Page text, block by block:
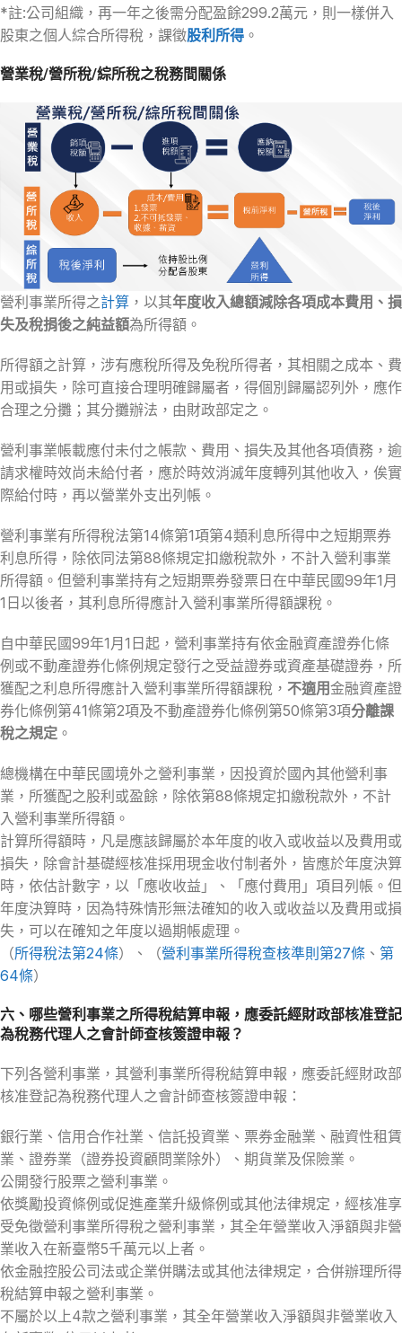
*註:公司組織，再一年之後需分配盈餘299.2萬元，則一樣併入
股東之個人綜合所得稅，課徵股利所得 。
營業稅/營所稅/綜所稅之稅務間關係
營利事業所得之計算 ，以其年度收入總額減除各項成本費用、損
失及稅捐後之純益額為所得額。
所得額之計算，涉有應稅所得及免稅所得者，其相關之成本、費
用或損失，除可直接合理明確歸屬者，得個別歸屬認列外，應作
合理之分攤；其分攤辦法，由財政部定之。
營利事業帳載應付未付之帳款、費用、損失及其他各項債務，逾
請求權時效尚未給付者，應於時效消滅年度轉列其他收入，俟實
際給付時，再以營業外支出列帳。
營利事業有所得稅法第14條第1項第4類利息所得中之短期票券
利息所得，除依同法第88條規定扣繳稅款外，不計入營利事業
所得額。但營利事業持有之短期票券發票日在中華民國99年1月
1日以後者，其利息所得應計入營利事業所得額課稅。
自中華民國99年1月1日起，營利事業持有依金融資產證券化條
例或不動產證券化條例規定發行之受益證券或資產基礎證券，所
獲配之利息所得應計入營利事業所得額課稅， 不適用金融資產證
券化條例第41條第2項及不動產證券化條例第50條第3項分離課
稅之規定 。
總機構在中華民國境外之營利事業，因投資於國內其他營利事
業，所獲配之股利或盈餘，除依第88條規定扣繳稅款外，不計
入營利事業所得額。
計算所得額時，凡是應該歸屬於本年度的收入或收益以及費用或
損失，除會計基礎經核准採用現金收付制者外，皆應於年度決算
時，依估計數字，以「應收收益」、「應付費用」項目列帳。但
年度決算時，因為特殊情形無法確知的收入或收益以及費用或損
失，可以在確知之年度以過期帳處理。
（所得稅法第24條）、（營利事業所得稅查核準則第27條 、 第
64條）
六、哪些營利事業之所得稅結算申報，應委託經財政部核准登記
為稅務代理人之會計師查核簽證申報？
下列各營利事業，其營利事業所得稅結算申報，應委託經財政部
核准登記為稅務代理人之會計師查核簽證申報：
銀行業、信用合作社業、信託投資業、票券金融業、融資性租賃
業、證券業（證券投資顧問業除外）、期貨業及保險業。
公開發行股票之營利事業。
依獎勵投資條例或促進產業升級條例或其他法律規定，經核准享
受免徵營利事業所得稅之營利事業，其全年營業收入淨額與非營
業收入在新臺幣5千萬元以上者。
依金融控股公司法或企業併購法或其他法律規定，合併辦理所得
稅結算申報之營利事業。
不屬於以上4款之營利事業，其全年營業收入淨額與非營業收入